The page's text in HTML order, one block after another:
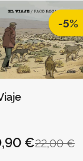
-5%
22,00 €
€